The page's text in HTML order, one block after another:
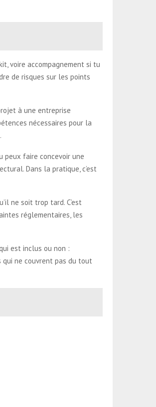
voire accompagnement si tu
de risques sur les points
à une entreprise
nécessaires pour la
peux faire concevoir une
Dans la pratique, c’est
ne soit trop tard. C’est
réglementaires, les
est inclus ou non :
qui ne couvrent pas du tout